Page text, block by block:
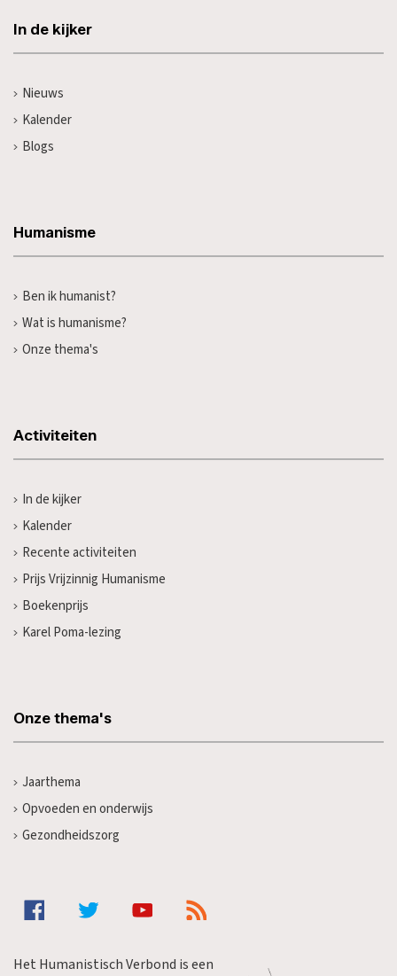
In de kijker
Nieuws
Kalender
Blogs
Humanisme
Ben ik humanist?
Wat is humanisme?
Onze thema's
Activiteiten
In de kijker
Kalender
Recente activiteiten
Prijs Vrijzinnig Humanisme
Boekenprijs
Karel Poma-lezing
Onze thema's
Jaarthema
Opvoeden en onderwijs
Gezondheidszorg
Het Humanistisch Verbond is een